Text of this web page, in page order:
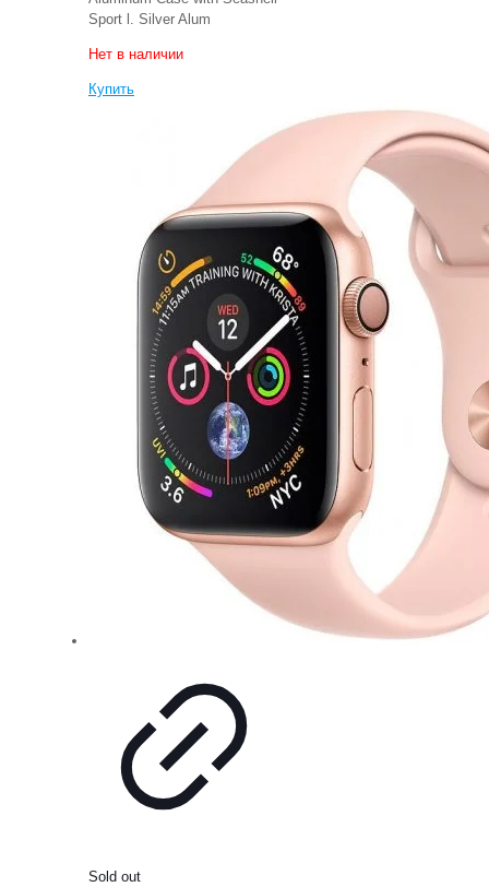
Sport l. Silver Alum
Нет в наличии
Купить
Sold out